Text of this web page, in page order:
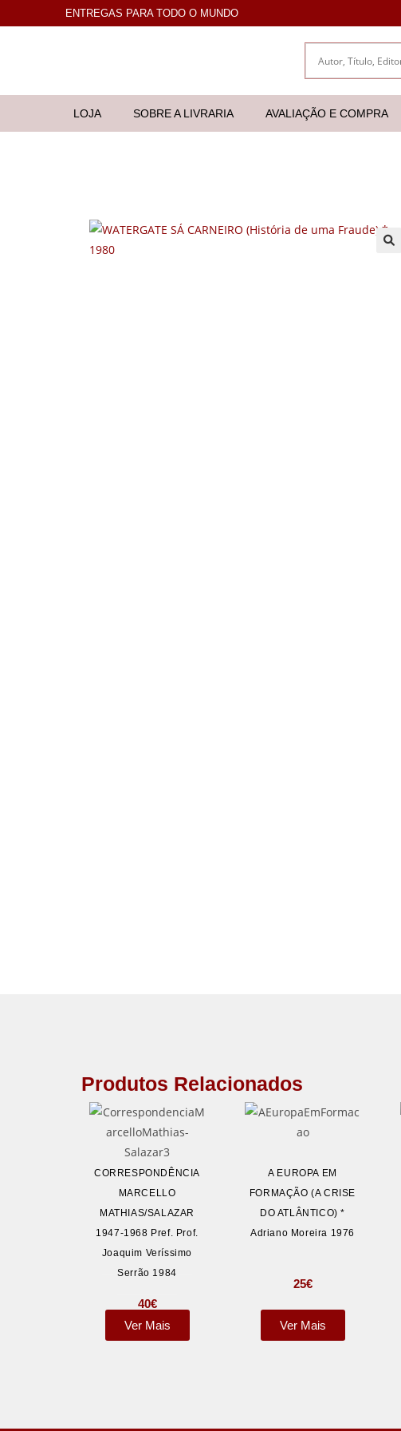
ENTREGAS PARA TODO O MUNDO
LOJA SOBRE A LIVRARIA AVALIAÇÃO E COMPRA
Produtos Relacionados
CORRESPONDÊNCIA
MARCELLO
MATHIAS/SALAZAR
1947-1968 Pref. Prof.
Joaquim Veríssimo
Serrão 1984
40€
Ver Mais
A EUROPA EM
FORMAÇÃO (A CRISE
DO ATLÂNTICO) *
Adriano Moreira 1976
25€
Ver Mais